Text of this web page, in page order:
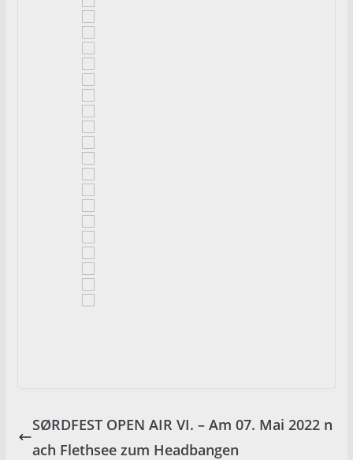
SØRDFEST OPEN AIR VI. – Am 07. Mai 2022 n
ach Flethsee zum Headbangen